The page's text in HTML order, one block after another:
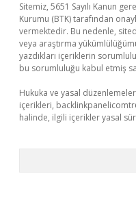
Sitemiz, 5651 Sayılı Kanun
Kurumu (BTK) tarafından
vermektedir. Bu nedenle,
veya araştırma
yazdıkları içeriklerin
bu sorumluluğu kabul etmiş
Hukuka ve yasal
içerikleri,
halinde, ilgili içerikler yasal